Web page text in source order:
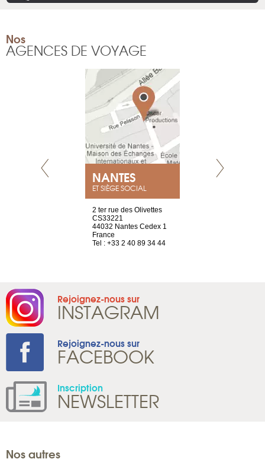
Nos
AGENCES DE VOYAGE
NANTES
ET SIÈGE SOCIAL
2 ter rue des Olivettes
CS33221
44032 Nantes Cedex 1
France
Tel : +33 2 40 89 34 44
Rejoignez-nous sur
INSTAGRAM
Rejoignez-nous sur
FACEBOOK
Inscription
NEWSLETTER
Nos autres